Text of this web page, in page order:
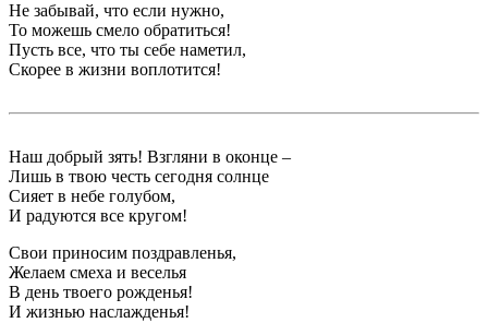
Не забывай, что если нужно,
То можешь cмело обратиться!
Пусть все, что ты себе наметил,
Скорее в жизни воплотится!
Наш добрый зять! Взгляни в оконце –
Лишь в твою честь сегодня солнце
Сияет в небе голубом,
И радуются все кругом!
Свои приносим поздравленья,
Желаем смеха и веселья
В день твоего рожденья!
И жизнью наслажденья!